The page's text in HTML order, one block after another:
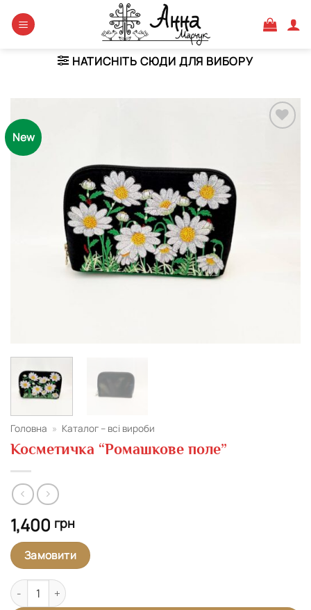
НАТИСНІТЬ СЮДИ ДЛЯ ВИБОРУ
New
Головна » Каталог – всі вироби
Косметичка “Ромашкове поле”
1,400 грн
Замовити
Косметичка "Ромашкове поле" кількість